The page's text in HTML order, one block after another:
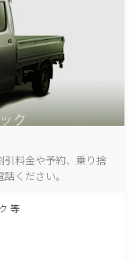
引料金や予約、乗り捨
ください。
等